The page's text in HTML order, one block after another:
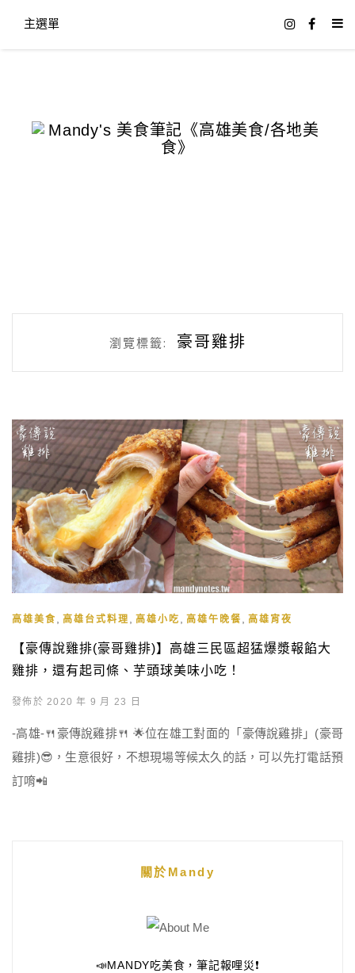
主選單
瀏覽標籤: 豪哥雞排
高雄美食 , 高雄台式料理 , 高雄小吃 , 高雄午晚餐 , 高雄宵夜
【豪傳說雞排(豪哥雞排)】高雄三民區超猛爆漿報餡大
雞排，還有起司條、芋頭球美味小吃！
發佈於 2020 年 9 月 23 日
-高雄-🍴豪傳說雞排🍴 🌟位在雄工對面的「豪傳說雞排」(豪哥
雞排)😎，生意很好，不想現場等候太久的話，可以先打電話預
訂唷📲
關於Mandy
📣MANDY吃美食，筆記報哩災❗️